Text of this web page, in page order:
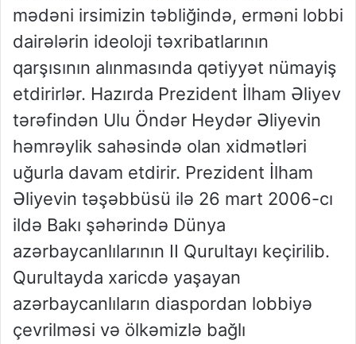
mədəni irsimizin təbliğində, erməni lobbi
dairələrin ideoloji təxribatlarının
qarşısının alınmasında qətiyyət nümayiş
etdirirlər. Hazırda Prezident İlham Əliyev
tərəfindən Ulu Öndər Heydər Əliyevin
həmrəylik sahəsində olan xidmətləri
uğurla davam etdirir. Prezident İlham
Əliyevin təşəbbüsü ilə 26 mart 2006-cı
ildə Bakı şəhərində Dünya
azərbaycanlılarının II Qurultayı keçirilib.
Qurultayda xaricdə yaşayan
azərbaycanlıların diaspordan lobbiyə
çevrilməsi və ölkəmizlə bağlı